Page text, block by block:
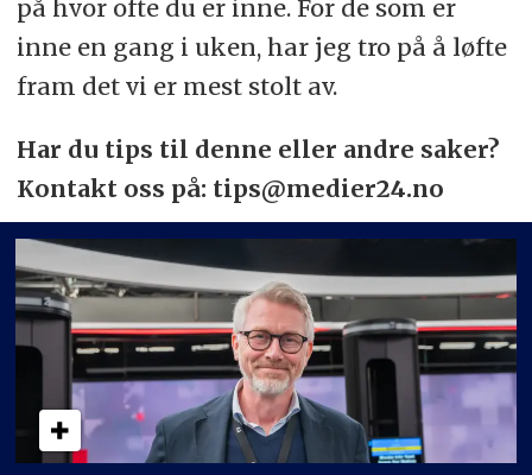
på hvor ofte du er inne. For de som er
inne en gang i uken, har jeg tro på å løfte
fram det vi er mest stolt av.
Har du tips til denne eller andre saker?
Kontakt oss på: tips@medier24.no